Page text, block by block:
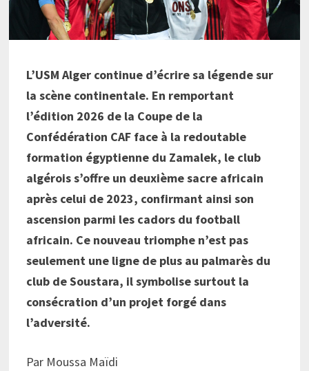
L’USM Alger continue d’écrire sa légende sur
la scène continentale. En remportant
l’édition 2026 de la Coupe de la
Confédération CAF face à la redoutable
formation égyptienne du Zamalek, le club
algérois s’offre un deuxième sacre africain
après celui de 2023, confirmant ainsi son
ascension parmi les cadors du football
africain. Ce nouveau triomphe n’est pas
seulement une ligne de plus au palmarès du
club de Soustara, il symbolise surtout la
consécration d’un projet forgé dans
l’adversité.
Par Moussa Maïdi